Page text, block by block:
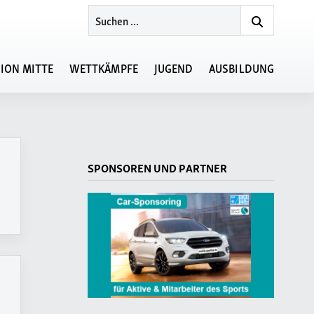
MITTE WETTKÄMPFE
Regionsmeisterschaften
JUGEND AUSBILDUNG
SPONSOREN UND PARTNER